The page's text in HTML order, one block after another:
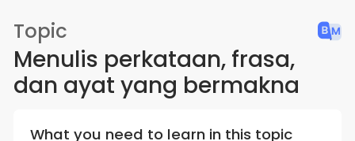
Topic
Menulis perkataan, frasa,
dan ayat yang bermakna
What you need to learn in this topic